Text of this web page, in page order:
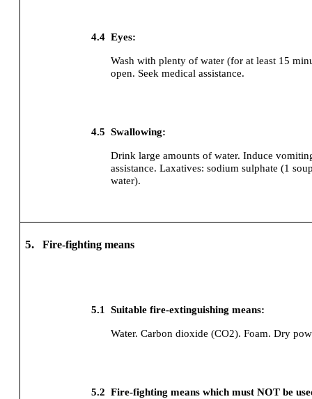
4.4 Eyes:
Wash with plenty of water (for at least 15
open. Seek medical assistance.
4.5 Swallowing:
Drink large amounts of water. Induce
assistance. Laxatives: sodium sulphate (1
water).
5. Fire-fighting means
5.1 Suitable fire-extinguishing means:
Water. Carbon dioxide (CO2). Foam. Dry
5.2 Fire-fighting means which must NOT be